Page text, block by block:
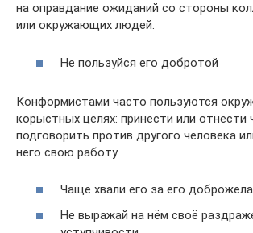
на оправдание ожиданий со стороны
или окружающих людей.
Не пользуйся его добротой
Конформистами часто пользуются
корыстных целях: принести или отнести
подговорить против другого человека
него свою работу.
Чаще хвали его за его
Не выражай на нём своё